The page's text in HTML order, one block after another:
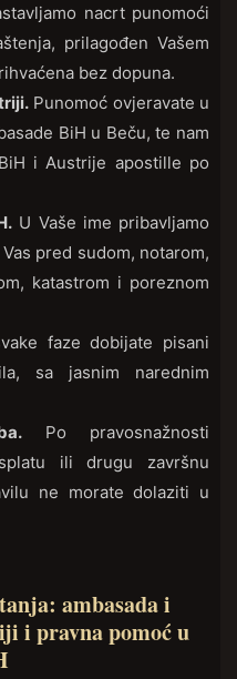
nacrt punomoći
prilagođen Vašem
bez dopuna.
Punomoć ovjeravate u
BiH u Beču, te nam
i Austrije apostille po
U Vaše ime pribavljamo
pred sudom, notarom,
katastrom i poreznom
faze dobijate pisani
sa jasnim narednim
Po pravosnažnosti
ili drugu završnu
ne morate dolaziti u
ambasada i
i pravna pomoć u